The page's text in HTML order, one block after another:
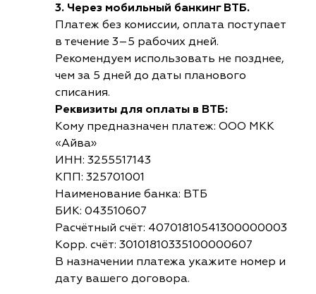
3. Через мобильный банкинг ВТБ.
Платеж без комиссии, оплата поступает
в течение 3–5 рабочих дней.
Рекомендуем использовать не позднее,
чем за 5 дней до даты планового
списания.
Реквизиты для оплаты в ВТБ:
Кому предназначен платеж: ООО МКК
«Айва»
ИНН: 3255517143
КПП: 325701001
Наименование банка: ВТБ
БИК: 043510607
Расчётный счёт: 40701810541300000003
Корр. счёт: 30101810335100000607
В назначении платежа укажите номер и
дату вашего договора.